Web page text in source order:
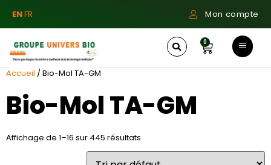
ENFR Mon compte
0
Accueil / Bio-Mol TA-GM
Bio-Mol TA-GM
Affichage de 1–16 sur 445 résultats